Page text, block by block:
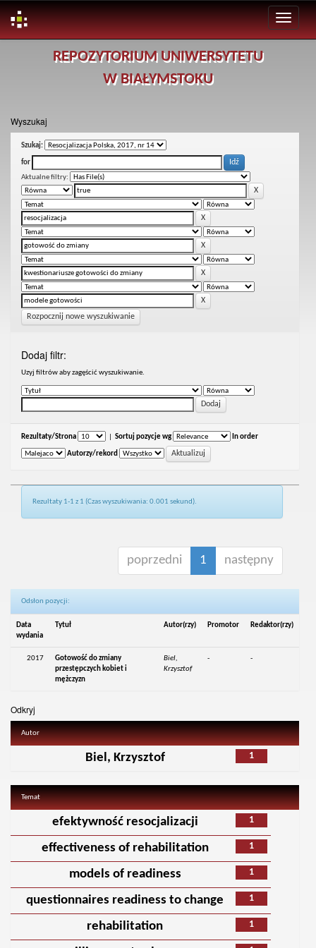
REPOZYTORIUM UNIWERSYTETU
W BIAŁYMSTOKU
Wyszukaj
Szukaj:
for
Aktualne filtry:
Rozpocznij nowe wyszukiwanie
Dodaj filtr:
Uzyj filtrów aby zagęścić wyszukiwanie.
Rezultaty/Strona Sortuj pozycje wg In order
Autorzy/rekord
Rezultaty 1-1 z 1 (Czas wyszukiwania: 0.001 sekund).
poprzedni 1 następny
Odsłon pozycji:
Data
wydania
Tytuł Autor(rzy) Promotor Redaktor(rzy)
2017
Gotowość do zmiany
przestępczych kobiet i
mężczyzn
Biel,
Krzysztof
- -
Odkryj
Autor
1
Biel, Krzysztof
Temat
1
efektywność resocjalizacji
1
effectiveness of rehabilitation
1
models of readiness
1
questionnaires readiness to change
1
rehabilitation